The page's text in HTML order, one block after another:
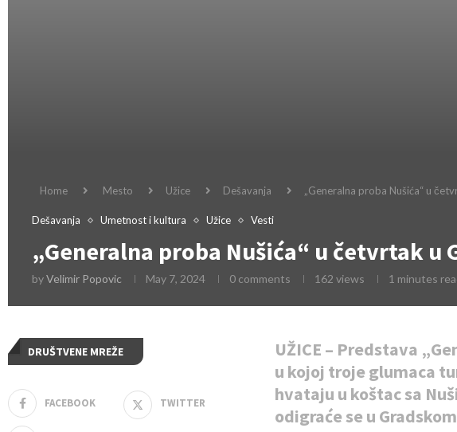
Home Mesto Užice Dešavanja „Generalna proba Nušića“ u
Dešavanja Umetnost i kultura Užice Vesti
„Generalna proba Nušića“ u četvrtak u
byVelimir Popovic May 7, 2024 0 comments 162 views 1 minutes
UŽICE – Predstava
u kojoj troje glumaca
hvataju u koštac sa
odigraće se u
DRUŠTVENE MREŽE
FACEBOOK TWITTER